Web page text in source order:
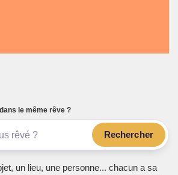
le même rêve ?
Rechercher
un lieu, une personne... chacun a sa